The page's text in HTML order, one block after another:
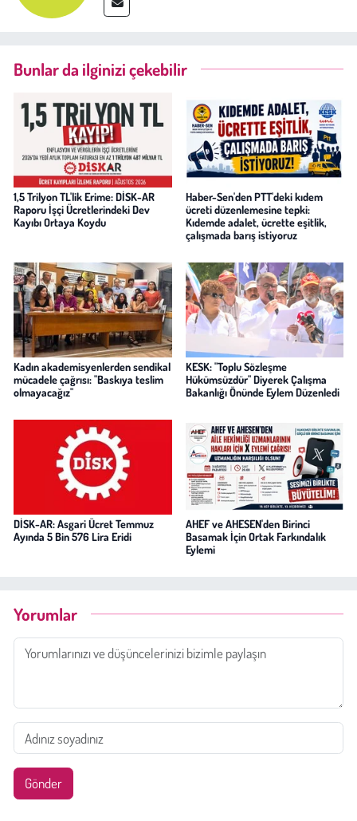
Bunlar da ilginizi çekebilir
1,5 Trilyon TL'lik Erime: DİSK-AR
Raporu İşçi Ücretlerindeki Dev
Kayıbı Ortaya Koydu
Haber-Sen'den PTT'deki kıdem
ücreti düzenlemesine tepki:
Kıdemde adalet, ücrette eşitlik,
çalışmada barış istiyoruz
Kadın akademisyenlerden sendikal
mücadele çağrısı: "Baskıya teslim
olmayacağız"
KESK: "Toplu Sözleşme
Hükümsüzdür" Diyerek Çalışma
Bakanlığı Önünde Eylem Düzenledi
DİSK-AR: Asgari Ücret Temmuz
Ayında 5 Bin 576 Lira Eridi
AHEF ve AHESEN'den Birinci
Basamak İçin Ortak Farkındalık
Eylemi
Yorumlar
Gönder